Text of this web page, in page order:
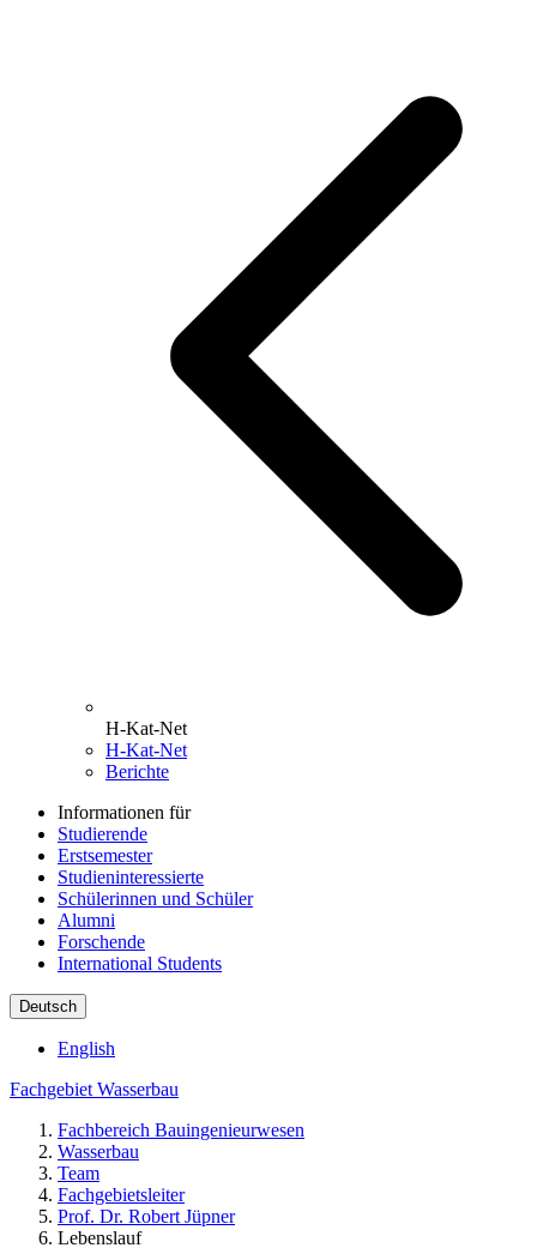
H-Kat-Net
H-Kat-Net
Berichte
Informationen für
Studierende
Erstsemester
Studieninteressierte
Schülerinnen und Schüler
Alumni
Forschende
International Students
Deutsch
English
Fachgebiet Wasserbau
Fachbereich Bauingenieurwesen
Wasserbau
Team
Fachgebietsleiter
Prof. Dr. Robert Jüpner
Lebenslauf